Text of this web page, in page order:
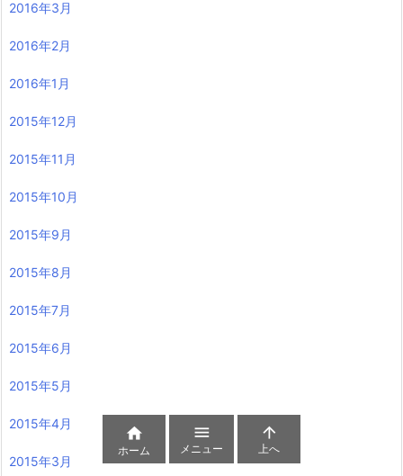
2016年3月
2016年2月
2016年1月
2015年12月
2015年11月
2015年10月
2015年9月
2015年8月
2015年7月
2015年6月
2015年5月
2015年4月
2015年3月

ホーム

メニュー

上へ